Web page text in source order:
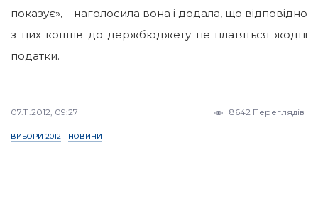
показує», – наголосила вона і додала, що відповідно
з цих коштів до держбюджету не платяться жодні
податки.
07.11.2012, 09:27 8642 Переглядів
ВИБОРИ 2012 НОВИНИ